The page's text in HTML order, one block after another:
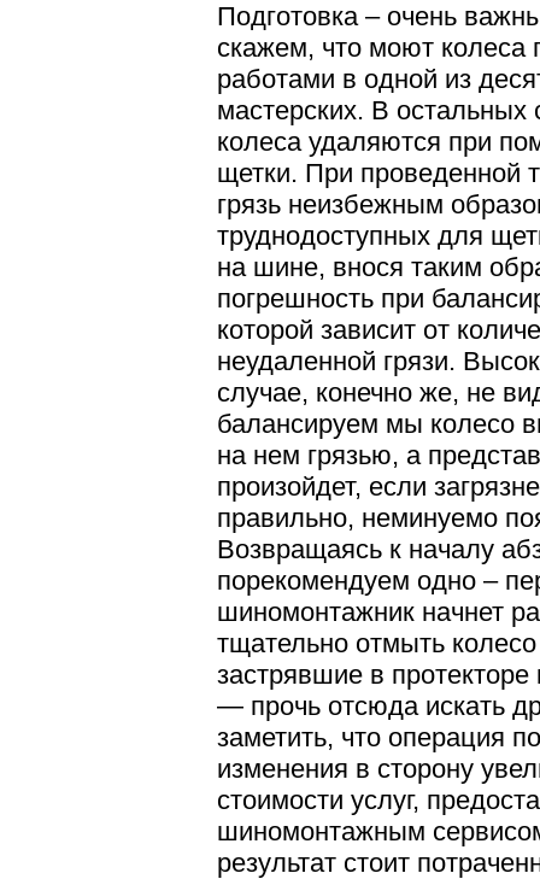
Подготовка – очень
скажем, что моют
работами в одной из
мастерских. В остальных
колеса удаляются при
щетки. При проведенной
грязь неизбежным
труднодоступных для
на шине, внося таким
погрешность при
которой зависит от
неудаленной грязи.
случае, конечно же, не
балансируем мы колесо
на нем грязью, а
произойдет, если
правильно, неминуемо
Возвращаясь к началу
порекомендуем одно –
шиномонтажник начнет
тщательно отмыть колесо
застрявшие в
— прочь отсюда искать
заметить, что операция
изменения в сторону
стоимости услуг,
шиномонтажным
результат стоит